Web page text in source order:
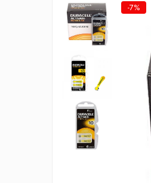
Surse de incarcare
-7%